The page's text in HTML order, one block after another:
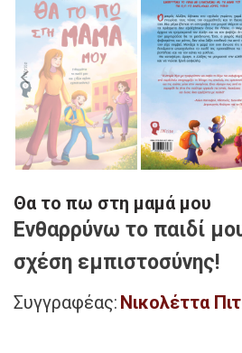
Θα το πω στη μαμά μου
Ενθαρρύνω το παιδί
σχέση εμπιστοσύνης!
Συγγραφέας: Νικολέττα